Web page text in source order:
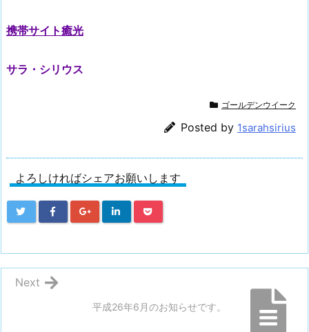
携帯サイト癒光
サラ・シリウス
ゴールデンウイーク
Posted by 1sarahsirius
よろしければシェアお願いします
平成26年6月のお知らせです。
Next